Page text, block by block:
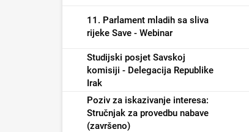
11. Parlament mladih sa sliva
rijeke Save - Webinar
Studijski posjet Savskoj
komisiji - Delegacija Republike
Irak
Poziv za iskazivanje interesa:
Stručnjak za provedbu nabave
(završeno)